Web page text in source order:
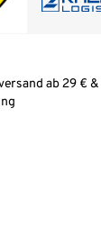
ab 29 € &